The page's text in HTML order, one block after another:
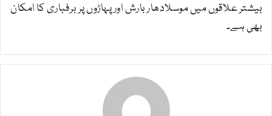
بیشتر علاقوں میں موسلادھار بارش اور پہاڑوں پر برفباری کا امکان
بھی ہے۔